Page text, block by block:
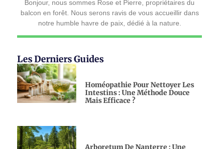
Bonjour, nous sommes Rose et Pierre, propriétaires du
balcon en forêt. Nous serons ravis de vous accueillir dans
notre humble havre de paix, dédié à la nature.
Les Derniers Guides
Homéopathie Pour Nettoyer Les
Intestins : Une Méthode Douce
Mais Efficace ?
Arboretum De Nanterre : Une